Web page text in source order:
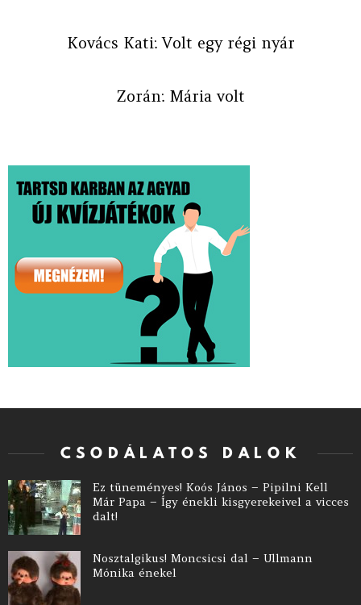
Kovács Kati: Volt egy régi nyár
Zorán: Mária volt
CSODÁLATOS DALOK
Ez tüneményes! Koós János – Pipilni Kell
Már Papa – Így énekli kisgyerekeivel a vicces
dalt!
Nosztalgikus! Moncsicsi dal – Ullmann
Mónika énekel